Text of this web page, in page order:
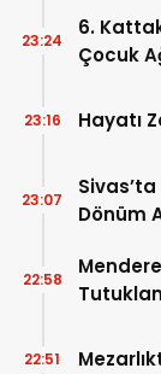
6.
Çocuk
23:24
Hayatı
23:16
Dönüm
23:07
22:58
22:51